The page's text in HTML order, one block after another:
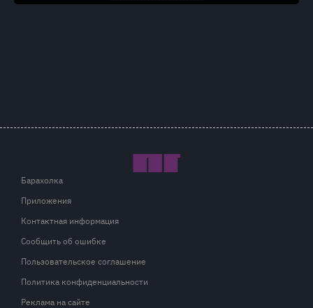
Барахолка
Приложения
Контактная информация
Сообщить об ошибке
Пользовательское соглашение
Политика конфиденциальности
Реклама на сайте